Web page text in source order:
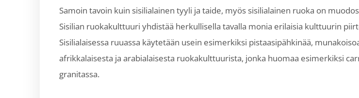
Samoin tavoin kuin sisilialainen tyyli ja taide, myös sisilialainen ruoka on
Sisilian ruokakulttuuri yhdistää herkullisella tavalla monia erilaisia kulttuurin
Sisilialaisessa ruuassa käytetään usein esimerkiksi pistaasipähkinää,
afrikkalaisesta ja arabialaisesta ruokakulttuurista, jonka huomaa esimerkiksi
granitassa.